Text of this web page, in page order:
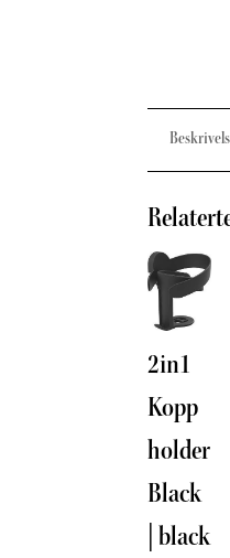
2in1
Kopp
holder
Black
| black